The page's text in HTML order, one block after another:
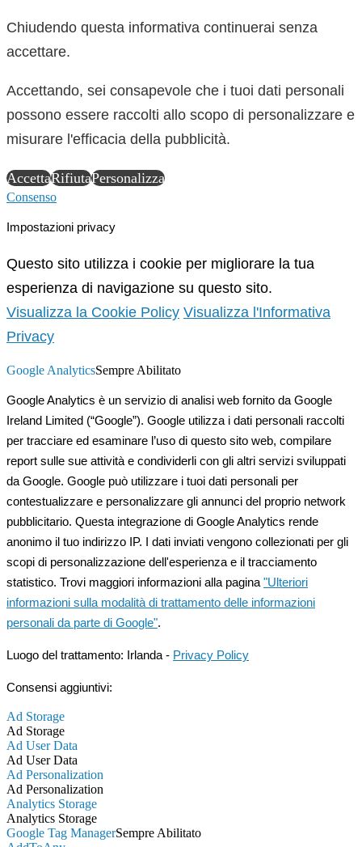
Chiudendo questa informativa continuerai senza
accettare.
Accettando, sei consapevole che i tuoi dati personali
possono essere raccolti allo scopo di personalizzare e
misurare l'efficacia della pubblicità.
AccettaRifiutaPersonalizza
Consenso
Impostazioni privacy
Questo sito utilizza i cookie per migliorare la tua
esperienza di navigazione su questo sito.
Visualizza la Cookie Policy Visualizza l'Informativa
Privacy
Google AnalyticsSempre Abilitato
Google Analytics è un servizio di analisi web fornito da Google
Ireland Limited (“Google”). Google utilizza i dati personali raccolti
per tracciare ed esaminare l’uso di questo sito web, compilare
report sulle sue attività e condividerli con gli altri servizi sviluppati
da Google. Google può utilizzare i tuoi dati personali per
contestualizzare e personalizzare gli annunci del proprio network
pubblicitario. Questa integrazione di Google Analytics rende
anonimo il tuo indirizzo IP. I dati inviati vengono collezionati per gli
scopi di personalizzazione dell'esperienza e il tracciamento
statistico. Trovi maggiori informazioni alla pagina"Ulteriori
informazioni sulla modalità di trattamento delle informazioni
personali da parte di Google".
Luogo del trattamento: Irlanda - Privacy Policy
Consensi aggiuntivi:
Ad Storage
Ad Storage
Ad User Data
Ad User Data
Ad Personalization
Ad Personalization
Analytics Storage
Analytics Storage
Google Tag ManagerSempre Abilitato